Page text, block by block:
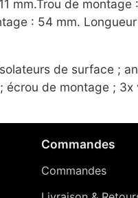
mm.Trou de montage
: 54 mm.
de surface ;
écrou de montage ; 3x
Commandes
Commandes